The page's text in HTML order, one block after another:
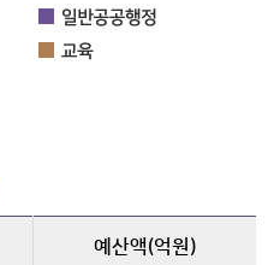
예산액(억원)